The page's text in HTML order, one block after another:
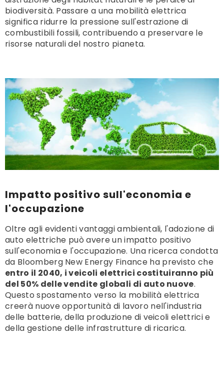
biodiversità. Passare a una mobilità elettrica
significa ridurre la pressione sull'estrazione di
combustibili fossili, contribuendo a preservare le
risorse naturali del nostro pianeta.
Impatto positivo sull'economia e
l'occupazione
Oltre agli evidenti vantaggi ambientali, l'adozione di
auto elettriche può avere un impatto positivo
sull'economia e l'occupazione. Una ricerca condotta
da Bloomberg New Energy Finance ha previsto che
entro il 2040, i veicoli elettrici costituiranno più
del 50% delle vendite globali di auto nuove.
Questo spostamento verso la mobilità elettrica
creerà nuove opportunità di lavoro nell'industria
delle batterie, della produzione di veicoli elettrici e
della gestione delle infrastrutture di ricarica.